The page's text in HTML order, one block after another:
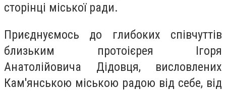
сторінці міської ради.
Приєднуємось до глибоких співчуттів
близьким протоієрея Ігоря
Анатолійовича Дідовця, висловлених
Кам'янською міською радою від себе, від